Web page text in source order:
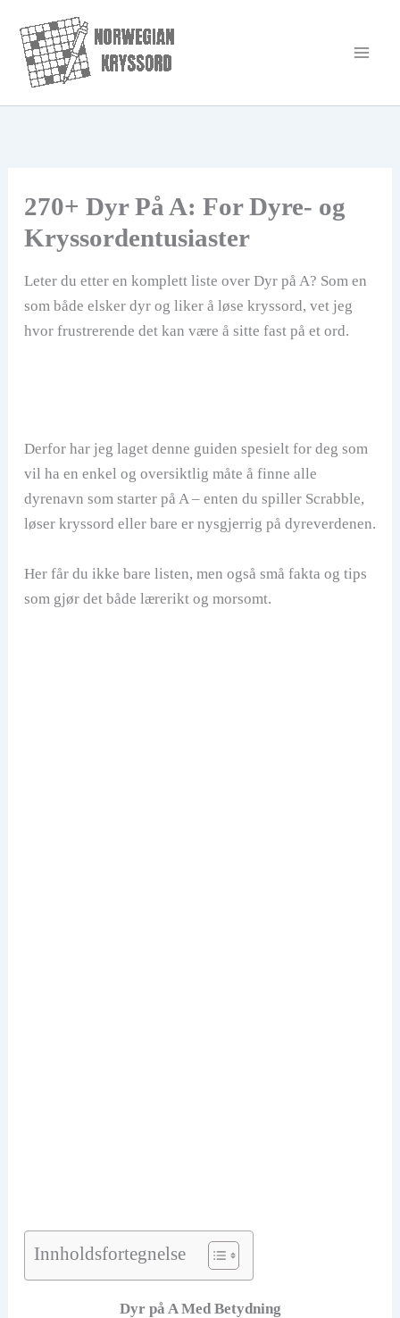
rett
innholdet
270+ Dyr På A: For Dyre- og
Kryssordentusiaster
Leter du etter en komplett liste over Dyr på A? Som en
som både elsker dyr og liker å løse kryssord, vet jeg
hvor frustrerende det kan være å sitte fast på et ord.
Derfor har jeg laget denne guiden spesielt for deg som
vil ha en enkel og oversiktlig måte å finne alle
dyrenavn som starter på A – enten du spiller Scrabble,
løser kryssord eller bare er nysgjerrig på dyreverdenen.
Her får du ikke bare listen, men også små fakta og tips
som gjør det både lærerikt og morsomt.
Innholdsfortegnelse
Dyr på A Med Betydning